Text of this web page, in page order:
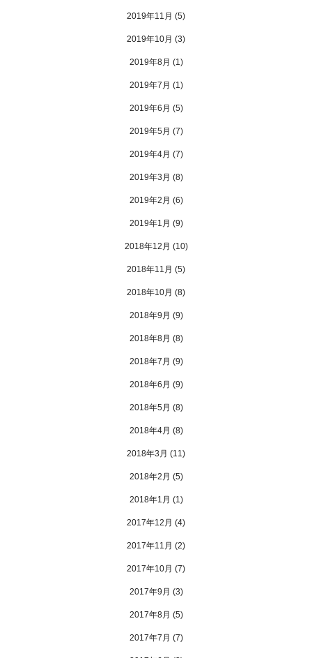
2019年11月 (5)
2019年10月 (3)
2019年8月 (1)
2019年7月 (1)
2019年6月 (5)
2019年5月 (7)
2019年4月 (7)
2019年3月 (8)
2019年2月 (6)
2019年1月 (9)
2018年12月 (10)
2018年11月 (5)
2018年10月 (8)
2018年9月 (9)
2018年8月 (8)
2018年7月 (9)
2018年6月 (9)
2018年5月 (8)
2018年4月 (8)
2018年3月 (11)
2018年2月 (5)
2018年1月 (1)
2017年12月 (4)
2017年11月 (2)
2017年10月 (7)
2017年9月 (3)
2017年8月 (5)
2017年7月 (7)